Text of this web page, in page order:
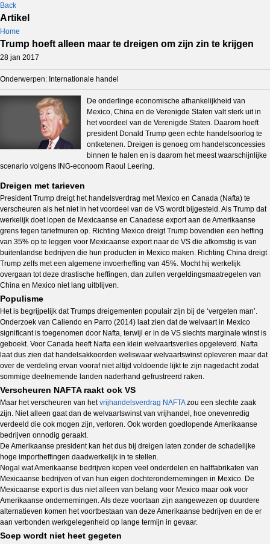
Back
Artikel
Home
Trump hoeft alleen maar te dreigen om zijn zin te krijgen
28 jan 2017
Onderwerpen: Internationale handel
De onderlinge economische afhankelijkheid van
Mexico, China en de Verenigde Staten valt sterk uit in
het voordeel van de Verenigde Staten. Daarom hoeft
president Donald Trump geen echte handelsoorlog te
ontketenen. Dreigen is genoeg om handelsconcessies
binnen te halen en is daarom het meest waarschijnlijke
scenario volgens ING-econoom Raoul Leering.
Dreigen met tarieven
President Trump dreigt het handelsverdrag met Mexico en Canada (Nafta) te
verscheuren als het niet in het voordeel van de VS wordt bijgesteld. Als Trump dat
werkelijk doet lopen de Mexicaanse en Canadese export aan de Amerikaanse
grens tegen tariefmuren op. Richting Mexico dreigt Trump bovendien een heffing
van 35% op te leggen voor Mexicaanse export naar de VS die afkomstig is van
buitenlandse bedrijven die hun producten in Mexico maken. Richting China dreigt
Trump zelfs met een algemene invoerheffing van 45%. Mocht hij werkelijk
overgaan tot deze drastische heffingen, dan zullen vergeldingsmaatregelen van
China en Mexico niet lang uitblijven.
Populisme
Het is begrijpelijk dat Trumps dreigementen populair zijn bij de ‘vergeten man’.
Onderzoek van Caliendo en Parro (2014) laat zien dat de welvaart in Mexico
significant is toegenomen door Nafta, terwijl er in de VS slechts marginale winst is
geboekt. Voor Canada heeft Nafta een klein welvaartsverlies opgeleverd. Nafta
laat dus zien dat handelsakkoorden weliswaar welvaartswinst opleveren maar dat
over de verdeling ervan vooraf niet altijd voldoende lijkt te zijn nagedacht zodat
sommige deelnemende landen naderhand gefrustreerd raken.
Verscheuren NAFTA raakt ook VS
Maar het verscheuren van hetvrijhandelsverdrag NAFTAzou een slechte zaak
zijn. Niet alleen gaat dan de welvaartswinst van vrijhandel, hoe onevenredig
verdeeld die ook mogen zijn, verloren. Ook worden goedlopende Amerikaanse
bedrijven onnodig geraakt.
De Amerikaanse president kan het dus bij dreigen laten zonder de schadelijke
hoge importheffingen daadwerkelijk in te stellen.
Nogal wat Amerikaanse bedrijven kopen veel onderdelen en halffabrikaten van
Mexicaanse bedrijven of van hun eigen dochterondernemingen in Mexico. De
Mexicaanse export is dus niet alleen van belang voor Mexico maar ook voor
Amerikaanse ondernemingen. Als deze voortaan zijn aangewezen op duurdere
alternatieven komen het voortbestaan van deze Amerikaanse bedrijven en de er
aan verbonden werkgelegenheid op lange termijn in gevaar.
Soep wordt niet heet gegeten